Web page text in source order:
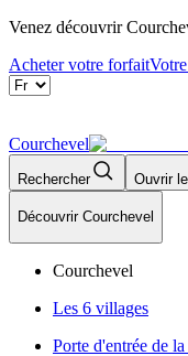
Venez découvrir
Acheter votre forfait
Courchevel
Rechercher Ouvrir
Découvrir Courchevel
Courchevel
Les 6 villages
Porte d'entrée de